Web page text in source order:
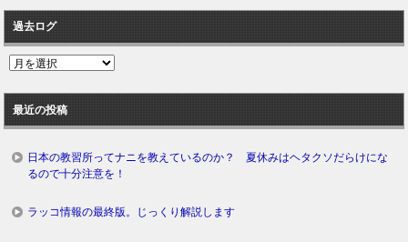
過去ログ
過
ロ
グ
最近の投稿
日本の教習所ってナニを教えているのか？ 夏休みはヘタクソだらけにな
るので十分注意を！
ラッコ情報の最終版。じっくり解説します